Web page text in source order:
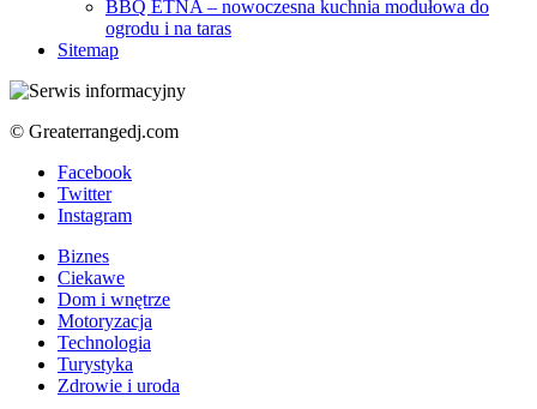
BBQ ETNA – nowoczesna kuchnia modułowa do
ogrodu i na taras
Sitemap
© Greaterrangedj.com
Facebook
Twitter
Instagram
Biznes
Ciekawe
Dom i wnętrze
Motoryzacja
Technologia
Turystyka
Zdrowie i uroda